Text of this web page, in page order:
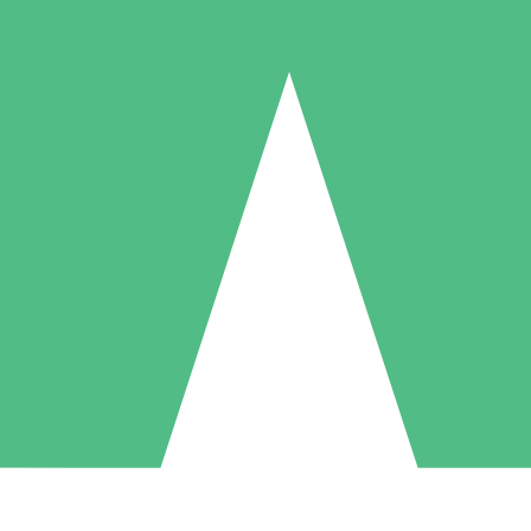
Packs de Crédits Individuels
à l'utilisation avec des crédits de téléchargement. Sans engagement
5 Téléchargements
US$